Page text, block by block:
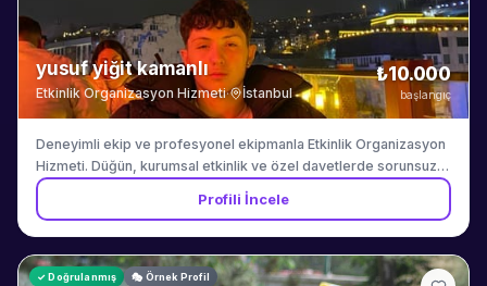
yusuf yiğit kamanlı
Etkinlik Organizasyon Hizmeti· İstanbul
₺10.000
başlangıç
Deneyimli ekip ve profesyonel ekipmanla Etkinlik Organizasyon
Hizmeti. Düğün, kurumsal etkinlik ve özel davetlerde sorunsuz
hizmet garantisi. İstanbul merkezli, çevre illere hizmet verilir.
Profili İncele
✓ Doğrulanmış 🎭 Örnek Profil